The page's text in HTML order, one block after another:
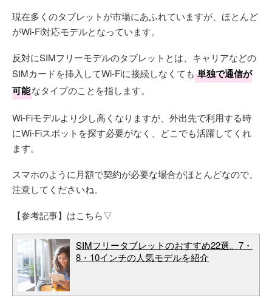
現在多くのタブレットが市場にあふれていますが、ほとんど
がWi-Fi対応モデルとなっています。
反対にSIMフリーモデルのタブレットとは、キャリアなどの
SIMカードを挿入してWi-Fiに接続しなくても 単独で通信が
可能なタイプのことを指します。
Wi-Fiモデルより少し高くなりますが、外出先で利用する時
にWi-Fiスポットを探す必要がなく、どこでも活躍してくれ
ます。
スマホのように月額で契約が必要な場合がほとんどなので、
注意してくださいね。
【参考記事】はこちら▽
SIMフリータブレットのおすすめ22選。7・
8・10インチの人気モデルを紹介